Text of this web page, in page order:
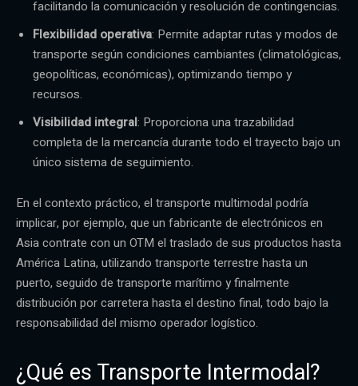
facilitando la comunicación y resolución de contingencias.
Flexibilidad operativa: Permite adaptar rutas y modos de
transporte según condiciones cambiantes (climatológicas,
geopolíticas, económicas), optimizando tiempo y
recursos.
Visibilidad integral: Proporciona una trazabilidad
completa de la mercancía durante todo el trayecto bajo un
único sistema de seguimiento.
En el contexto práctico, el transporte multimodal podría
implicar, por ejemplo, que un fabricante de electrónicos en
Asia contrate con un OTM el traslado de sus productos hasta
América Latina, utilizando transporte terrestre hasta un
puerto, seguido de transporte marítimo y finalmente
distribución por carretera hasta el destino final, todo bajo la
responsabilidad del mismo operador logístico.
¿Qué es Transporte Intermodal?